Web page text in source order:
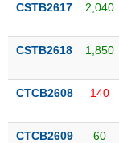
CSTB2617 2,040
CSTB2618 1,850
CTCB2608 140
CTCB2609 60
TIN
VỤ